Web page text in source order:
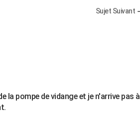
Sujet Suivant
la pompe de vidange et je n'arrive pas à